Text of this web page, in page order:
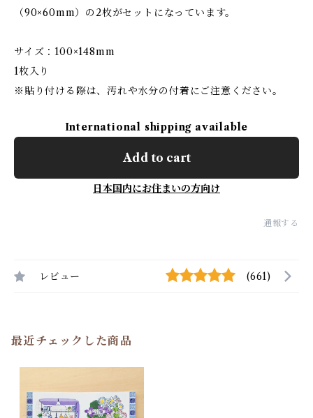
（90×60mm）の2枚がセットになっています。
サイズ：100×148mm
1枚入り
※貼り付ける際は、汚れや水分の付着にご注意ください。
International shipping available
Add to cart
日本国内にお住まいの方向け
通報する
レビュー (661)
最近チェックした商品